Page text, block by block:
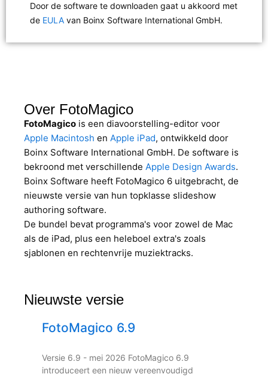
Door de software te downloaden gaat u akkoord met
de EULA van Boinx Software International GmbH.
Over FotoMagico
FotoMagico is een diavoorstelling-editor voor
Apple Macintosh en Apple iPad, ontwikkeld door
Boinx Software International GmbH. De software is
bekroond met verschillende Apple Design Awards.
Boinx Software heeft FotoMagico 6 uitgebracht, de
nieuwste versie van hun topklasse slideshow
authoring software.
De bundel bevat programma's voor zowel de Mac
als de iPad, plus een heleboel extra's zoals
sjablonen en rechtenvrije muziektracks.
Nieuwste versie
FotoMagico 6.9
Versie 6.9 - mei 2026 FotoMagico 6.9
introduceert een nieuw vereenvoudigd